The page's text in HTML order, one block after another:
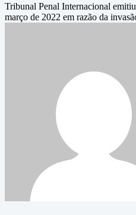
Tribunal Penal Internacional
março de 2022 em razão da